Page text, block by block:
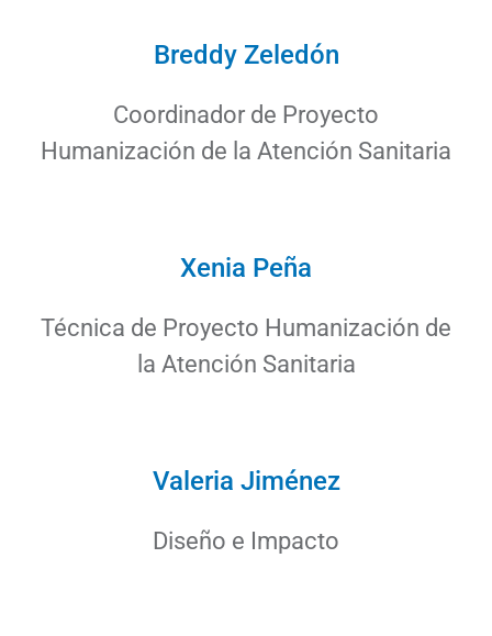
Breddy Zeledón
Coordinador de Proyecto
Humanización de la Atención Sanitaria
Xenia Peña
Técnica de Proyecto Humanización de
la Atención Sanitaria
Valeria Jiménez
Diseño e Impacto